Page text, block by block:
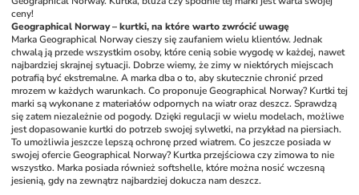
ceny!
Geographical Norway – kurtki, na które warto zwrócić uwagę
Marka Geographical Norway cieszy się zaufaniem wielu klientów. Jednak
chwalą ją przede wszystkim osoby, które cenią sobie wygodę w każdej, nawet
najbardziej skrajnej sytuacji. Dobrze wiemy, że zimy w niektórych miejscach
potrafią być ekstremalne. A marka dba o to, aby skutecznie chronić przed
mrozem w każdych warunkach. Co proponuje Geographical Norway? Kurtki tej
marki są wykonane z materiałów odpornych na wiatr oraz deszcz. Sprawdzą
się zatem niezależnie od pogody. Dzięki regulacji w wielu modelach, możliwe
jest dopasowanie kurtki do potrzeb swojej sylwetki, na przykład na piersiach.
To umożliwia jeszcze lepszą ochronę przed wiatrem. Co jeszcze posiada w
swojej ofercie Geographical Norway? Kurtka przejściowa czy zimowa to nie
wszystko. Marka posiada również softshelle, które można nosić wczesną
jesienią, gdy na zewnątrz najbardziej dokucza nam deszcz.